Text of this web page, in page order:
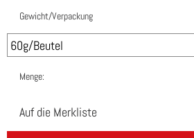
Gewicht/Verpackung
Menge:
Auf die Merkliste